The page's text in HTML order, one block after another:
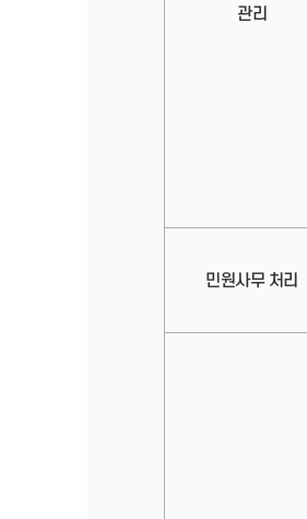
관리
민원사무 처리